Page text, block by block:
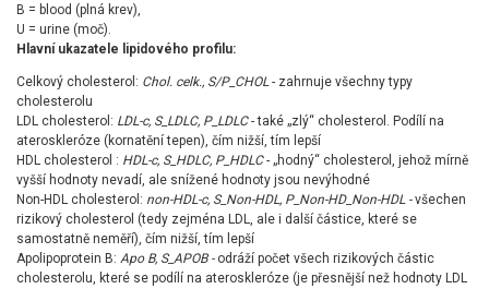
B = blood (plná krev),
U = urine (moč).
Hlavní ukazatele lipidového profilu:
Celkový cholesterol: Chol. celk., S/P_CHOL- zahrnuje všechny typy
cholesterolu
LDL cholesterol: LDL-c, S_LDLC, P_LDLC- také „zlý“ cholesterol. Podílí na
ateroskleróze (kornatění tepen), čím nižší, tím lepší
HDL cholesterol : HDL-c, S_HDLC, P_HDLC- „hodný“ cholesterol, jehož mírně
vyšší hodnoty nevadí, ale snížené hodnoty jsou nevýhodné
Non-HDL cholesterol: non-HDL-c, S_Non-HDL, P_Non-HD_Non-HDL -všechen
rizikový cholesterol (tedy zejména LDL, ale i další částice, které se
samostatně neměří), čím nižší, tím lepší
Apolipoprotein B: Apo B, S_APOB -odráží počet všech rizikových částic
cholesterolu, které se podílí na ateroskleróze (je přesnější než hodnoty LDL